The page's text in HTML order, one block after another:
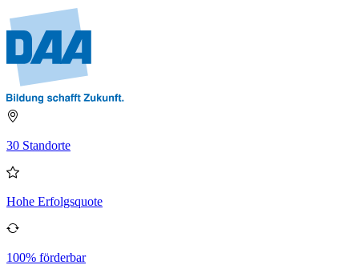
30 Standorte
Hohe Erfolgsquote
100% förderbar